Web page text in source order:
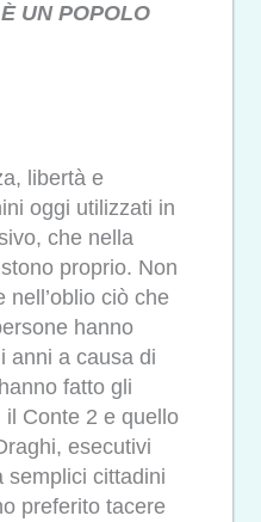
UN POPOLO
libertà e
oggi utilizzati in
che nella
proprio. Non
nell’oblio ciò che
hanno
anni a causa di
fatto gli
Conte 2 e quello
esecutivi
semplici cittadini
preferito tacere